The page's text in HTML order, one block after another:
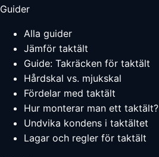
Guider
Alla guider
Jämför taktält
Guide: Takräcken för taktält
Hårdskal vs. mjukskal
Fördelar med taktält
Hur monterar man ett taktält?
Undvika kondens i taktältet
Lagar och regler för taktält